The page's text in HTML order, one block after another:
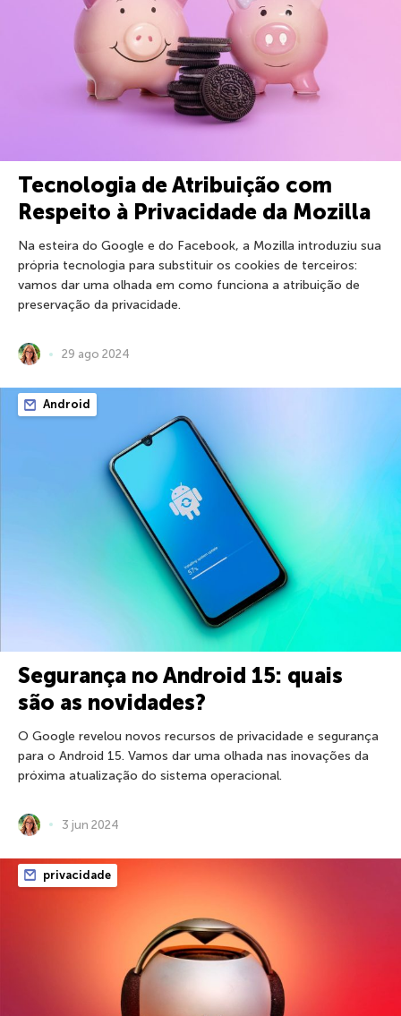
Tecnologia de Atribuição com
Respeito à Privacidade da Mozilla
Na esteira do Google e do Facebook, a Mozilla introduziu sua
própria tecnologia para substituir os cookies de terceiros:
vamos dar uma olhada em como funciona a atribuição de
preservação da privacidade.
29 ago 2024
Android
Segurança no Android 15: quais
são as novidades?
O Google revelou novos recursos de privacidade e segurança
para o Android 15. Vamos dar uma olhada nas inovações da
próxima atualização do sistema operacional.
3 jun 2024
privacidade